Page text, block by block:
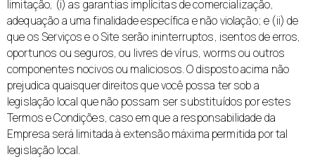
limitação, (i) as garantias implícitas de comercialização,
adequação a uma finalidade específica e não violação; e (ii) de
que os Serviços e o Site serão ininterruptos, isentos de erros,
oportunos ou seguros, ou livres de vírus, worms ou outros
componentes nocivos ou maliciosos. O disposto acima não
prejudica quaisquer direitos que você possa ter sob a
legislação local que não possam ser substituídos por estes
Termos e Condições, caso em que a responsabilidade da
Empresa será limitada à extensão máxima permitida por tal
legislação local.